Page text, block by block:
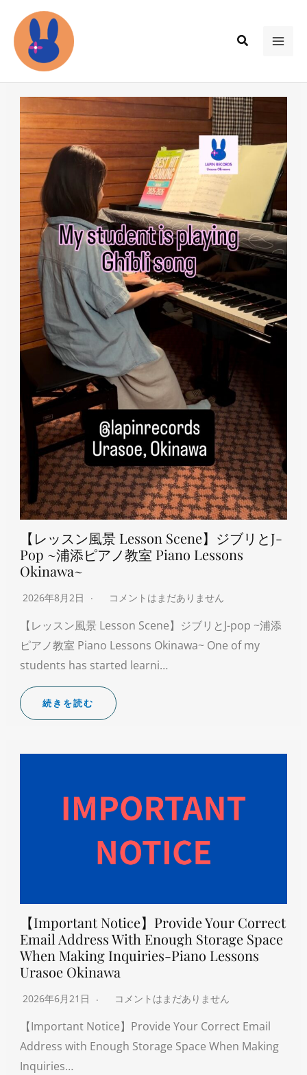
検
【レッスン風景 Lesson Scene】ジブリとJ-
Pop ~浦添ピアノ教室 Piano Lessons
Okinawa~
2026年8月2日 コメントはまだありません
【レッスン風景 Lesson Scene】ジブリとJ-pop ~浦添
ピアノ教室 Piano Lessons Okinawa~ One of my
students has started learni…
続きを読む
【Important Notice】Provide Your Correct
Email Address With Enough Storage Space
When Making Inquiries-Piano Lessons
Urasoe Okinawa
2026年6月21日 コメントはまだありません
【Important Notice】Provide Your Correct Email
Address with Enough Storage Space When Making
Inquiries…